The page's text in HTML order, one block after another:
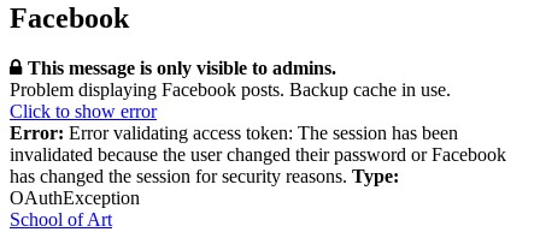
Facebook
This message is only visible to admins.
Problem displaying Facebook posts. Backup cache in use.
Click to show error
Error: Error validating access token: The session has been
invalidated because the user changed their password or Facebook
has changed the session for security reasons. Type:
OAuthException
School of Art